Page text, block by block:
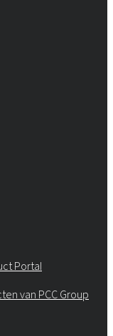
Portal
van PCC Group